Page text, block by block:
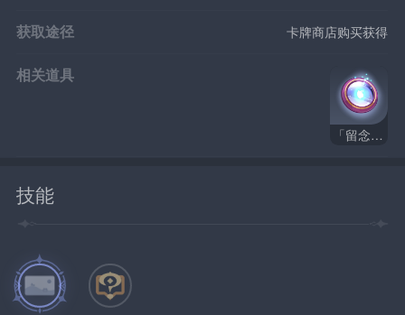
获取途径 卡牌商店购买获得
相关道具
「留念镜」
技能